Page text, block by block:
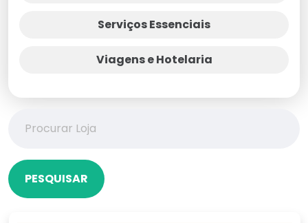
Serviços Essenciais
Viagens e Hotelaria
PESQUISAR